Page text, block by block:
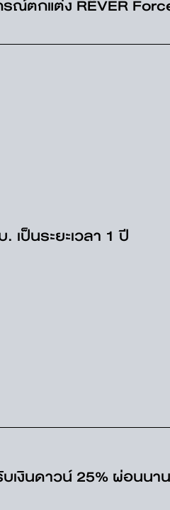
ณ์ตกแต่ง RÊVER
ป็นระยะเวลา 1 ปี
เงินดาวน์ 25% ผ่อนนา